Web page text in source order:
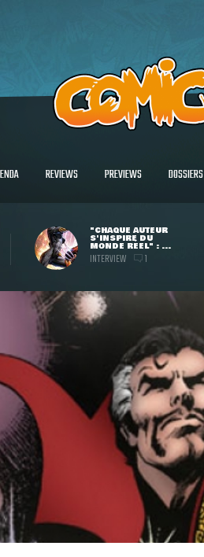
REVIEWS PREVIEWS DOSSIERS
"CHAQUE AUTEUR
S'INSPIRE DU
MONDE RÉEL" : ...
INTERVIEW 1